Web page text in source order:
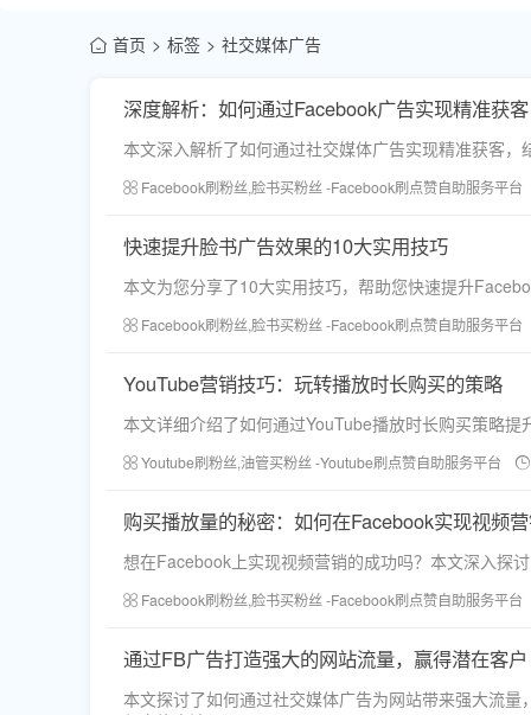
首页 标签 社交媒体广告
深度解析：如何通过Facebook广告实现精准获客
本文深入解析了如何通过社交媒体广告实现精准获客
Facebook刷粉丝,脸书买粉丝 -Facebook刷点赞自助服务平台
快速提升脸书广告效果的10大实用技巧
本文为您分享了10大实用技巧，帮助您快速提升
Facebook刷粉丝,脸书买粉丝 -Facebook刷点赞自助服务平台
YouTube营销技巧：玩转播放时长购买的策略
本文详细介绍了如何通过YouTube播放时长购买策略
Youtube刷粉丝,油管买粉丝 -Youtube刷点赞自助服务平台
购买播放量的秘密：如何在Facebook实现视频
想在Facebook上实现视频营销的成功吗？本文深入探
Facebook刷粉丝,脸书买粉丝 -Facebook刷点赞自助服务平台
通过FB广告打造强大的网站流量，赢得潜在客户
本文探讨了如何通过社交媒体广告为网站带来强大流